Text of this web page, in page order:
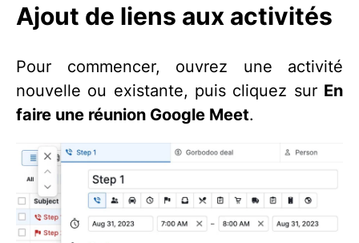
Ajout de liens aux activités
Pour commencer, ouvrez une activité
nouvelle ou existante, puis cliquez sur En
faire une réunion Google Meet.